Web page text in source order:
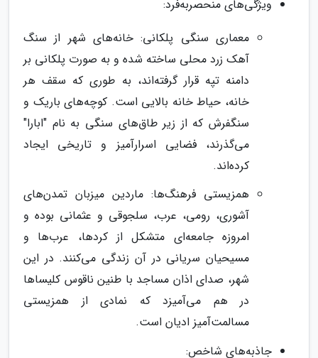
ویژگی‌های منحصربه‌فرد:
معماری سنگی پلکانی: خانه‌های شهر از سنگ
آهک زرد محلی ساخته شده و به صورت پلکانی بر
دامنه تپه قرار گرفته‌اند، به طوری که سقف هر
خانه، حیاط خانه بالایی است. کوچه‌های باریک و
سنگفرش که از زیر طاق‌های سنگی به نام "ابارا"
می‌گذرند، فضایی اسرارآمیز و تاریخی ایجاد
کرده‌اند.
همزیستی فرهنگ‌ها: ماردین میزبان تمدن‌های
آشوری، رومی، عرب، سلجوقی و عثمانی بوده و
امروزه جامعه‌ای متشکل از کردها، عرب‌ها و
مسیحیان سریانی در آن زندگی می‌کنند. در این
شهر، صدای اذان مساجد با طنین ناقوس کلیساها
در هم می‌آمیزد که نمادی از همزیستی
مسالمت‌آمیز ادیان است.
جاذبه‌های شاخص: